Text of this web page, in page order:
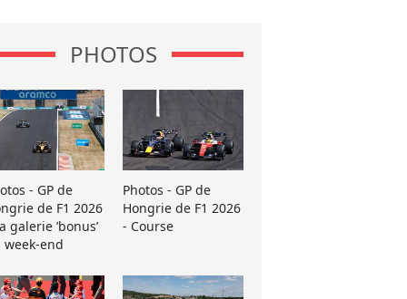
PHOTOS
- GP de
de F1 2026
galerie ’bonus’
week-end
Photos - GP de
Hongrie de F1 2026
- Course